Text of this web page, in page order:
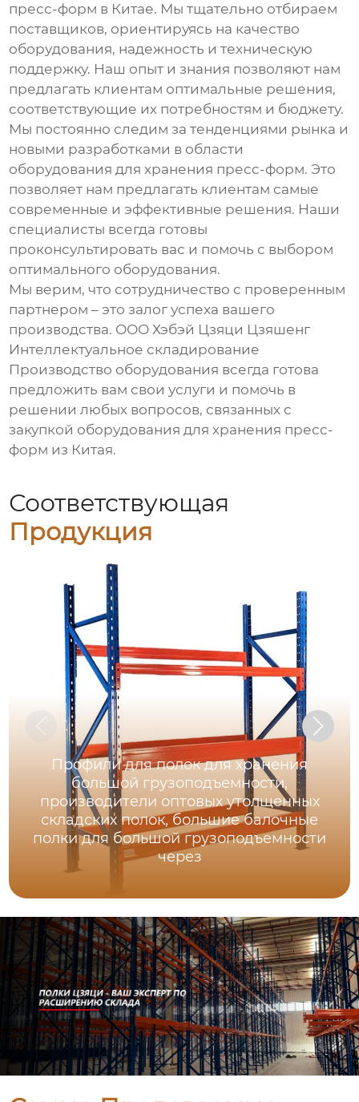
пресс-форм в Китае. Мы тщательно отбираем
поставщиков, ориентируясь на качество
оборудования, надежность и техническую
поддержку. Наш опыт и знания позволяют нам
предлагать клиентам оптимальные решения,
соответствующие их потребностям и бюджету.
Мы постоянно следим за тенденциями рынка и
новыми разработками в области
оборудования для хранения пресс-форм. Это
позволяет нам предлагать клиентам самые
современные и эффективные решения. Наши
специалисты всегда готовы
проконсультировать вас и помочь с выбором
оптимального оборудования.
Мы верим, что сотрудничество с проверенным
партнером – это залог успеха вашего
производства. ООО Хэбэй Цзяци Цзяшенг
Интеллектуальное складирование
Производство оборудования всегда готова
предложить вам свои услуги и помочь в
решении любых вопросов, связанных с
закупкой оборудования для хранения пресс-
форм из Китая.
Соответствующая
Продукция
Профили для полок для хранения
большой грузоподъемности,
производители оптовых утолщенных
складских полок, большие балочные
полки для большой грузоподъемности
через